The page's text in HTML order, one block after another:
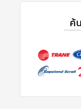
ค้